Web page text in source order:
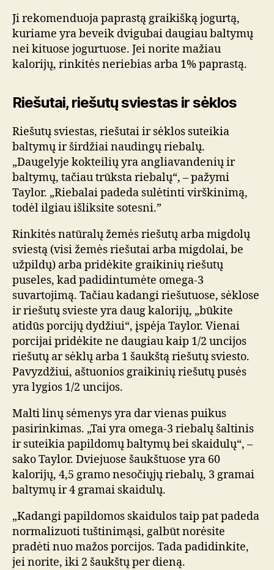
Ji rekomenduoja paprastą graikišką jogurtą,
kuriame yra beveik dvigubai daugiau baltymų
nei kituose jogurtuose. Jei norite mažiau
kalorijų, rinkitės neriebias arba 1% paprastą.
Riešutai, riešutų sviestas ir sėklos
Riešutų sviestas, riešutai ir sėklos suteikia
baltymų ir širdžiai naudingų riebalų.
„Daugelyje kokteilių yra angliavandenių ir
baltymų, tačiau trūksta riebalų“, – pažymi
Taylor. „Riebalai padeda sulėtinti virškinimą,
todėl ilgiau išliksite sotesni.”
Rinkitės natūralų žemės riešutų arba migdolų
sviestą (visi žemės riešutai arba migdolai, be
užpildų) arba pridėkite graikinių riešutų
puseles, kad padidintumėte omega-3
suvartojimą. Tačiau kadangi riešutuose, sėklose
ir riešutų svieste yra daug kalorijų, „būkite
atidūs porcijų dydžiui“, įspėja Taylor. Vienai
porcijai pridėkite ne daugiau kaip 1/2 uncijos
riešutų ar sėklų arba 1 šaukštą riešutų sviesto.
Pavyzdžiui, aštuonios graikinių riešutų pusės
yra lygios 1/2 uncijos.
Malti linų sėmenys yra dar vienas puikus
pasirinkimas. „Tai yra omega-3 riebalų šaltinis
ir suteikia papildomų baltymų bei skaidulų“, –
sako Taylor. Dviejuose šaukštuose yra 60
kalorijų, 4,5 gramo nesočiųjų riebalų, 3 gramai
baltymų ir 4 gramai skaidulų.
„Kadangi papildomos skaidulos taip pat padeda
normalizuoti tuštinimąsi, galbūt norėsite
pradėti nuo mažos porcijos. Tada padidinkite,
jei norite, iki 2 šaukštų per dieną.